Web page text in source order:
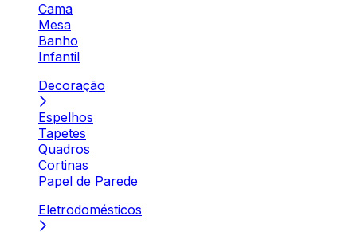
Cama
Mesa
Banho
Infantil
Decoração
Espelhos
Tapetes
Quadros
Cortinas
Papel de Parede
Eletrodomésticos